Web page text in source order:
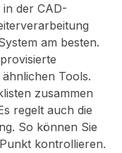
in der CAD-
am besten.
Tools.
zusammen
regelt auch die
So können Sie
kontrollieren.